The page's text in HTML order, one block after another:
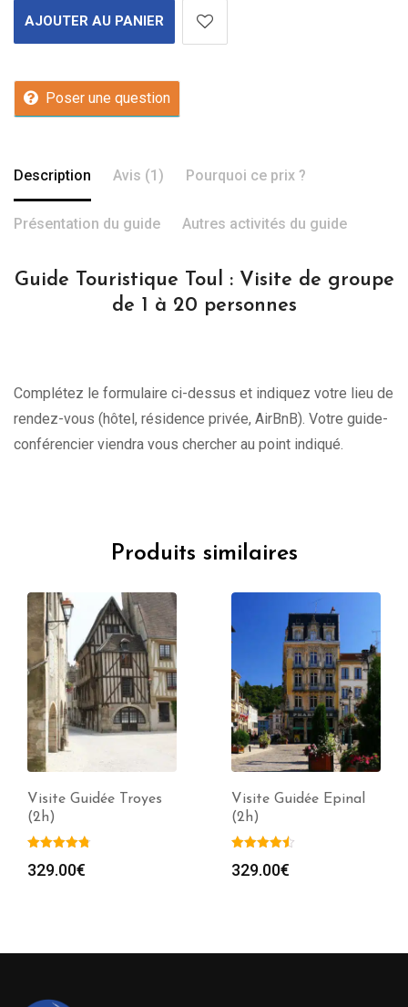
AJOUTER AU PANIER
Poser une question
Description Avis (1) Pourquoi ce prix ?
Présentation du guide Autres activités du guide
Guide Touristique Toul : Visite de groupe
de 1 à 20 personnes
Complétez le formulaire ci-dessus et indiquez votre lieu de
rendez-vous (hôtel, résidence privée, AirBnB). Votre guide-
conférencier viendra vous chercher au point indiqué.
Produits similaires
Visite Guidée Troyes
(2h)
329.00€
Visite Guidée Epinal
(2h)
329.00€